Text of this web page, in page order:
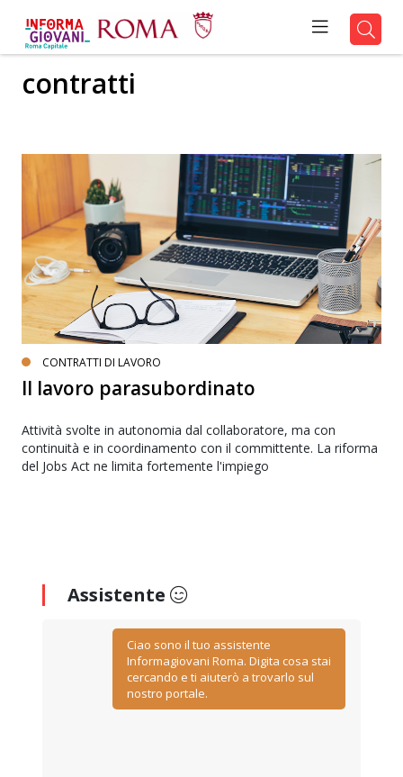
contratti
CONTRATTI DI LAVORO
Il lavoro parasubordinato
Attività svolte in autonomia dal collaboratore, ma con
continuità e in coordinamento con il committente. La riforma
del Jobs Act ne limita fortemente l'impiego
Assistente
Ciao sono il tuo assistente
Informagiovani Roma. Digita cosa stai
cercando e ti aiuterò a trovarlo sul
nostro portale.